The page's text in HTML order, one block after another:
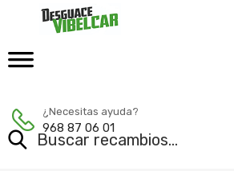
¿Necesitas ayuda?
968 87 06 01